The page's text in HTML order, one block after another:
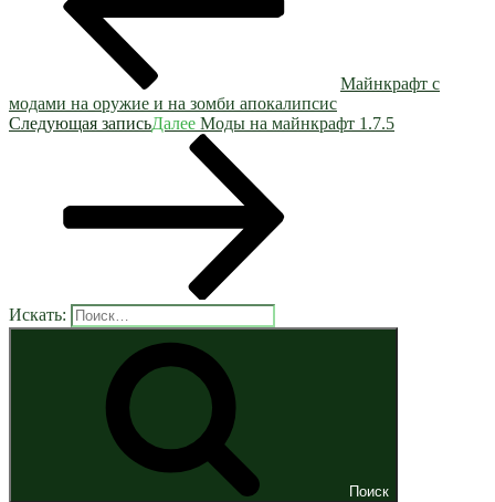
Майнкрафт с
модами на оружие и на зомби апокалипсис
Следующая записьДалее Моды на майнкрафт 1.7.5
Искать:
Поиск